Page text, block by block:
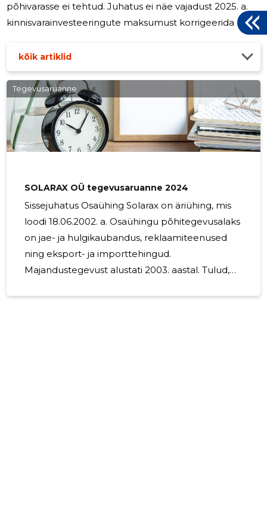
põhivarasse ei tehtud. Juhatus ei näe vajadust 2025. a.
kinnisvarainvesteeringute maksumust korrigeerida ning
tehtud ja ei ole plaanis. Osaühingul on rentnikega
pikaajalised rendilepingud ning seetõttu renditurul
toimuv osaühingut olulises osas ei mõjuta. Tulud, kulud,
kasum 2025. aasta müügitulu moodustas 545 867 eurot.
OÜ Veerenni Ärikeskus ärikasum moodustas 2025.
aastal 129 928
kõik artiklid
Tegevusaruanne
SOLARAX OÜ tegevusaruanne 2024
Sissejuhatus Osaühing Solarax on äriühing, mis
loodi 18.06.2002. a. Osaühingu põhitegevusalaks
on jae- ja hulgikaubandus, reklaamiteenused
ning eksport- ja importtehingud.
Majandustegevust alustati 2003. aastal. Tulud,